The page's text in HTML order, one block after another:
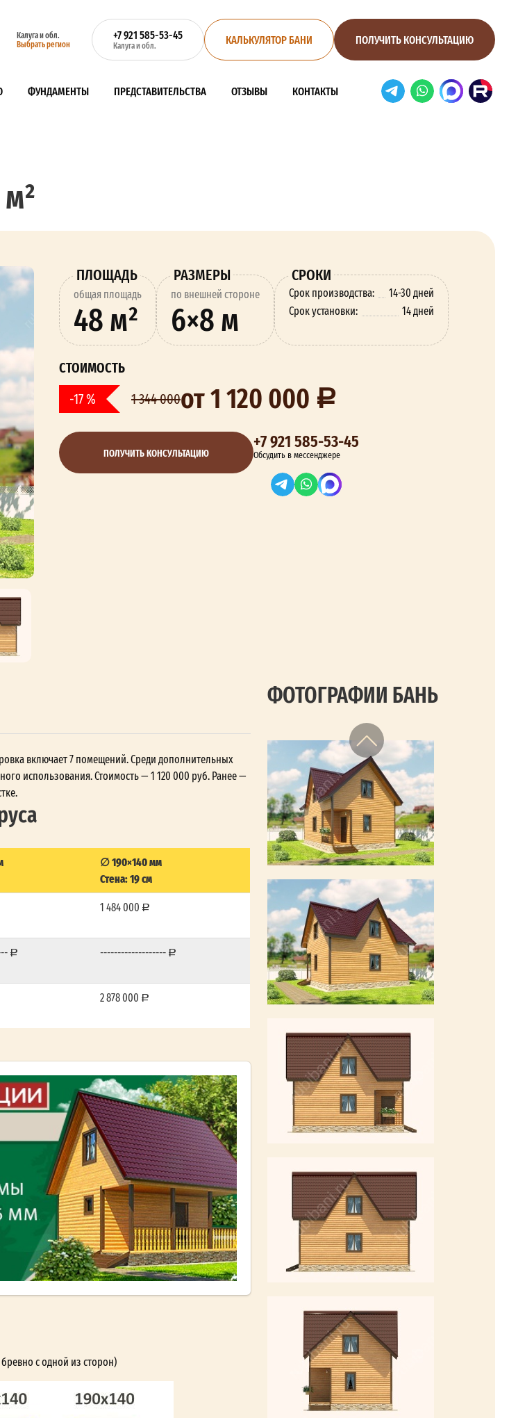
Калуга и обл.
Выбрать регион
+7 921 585-53-45
Калуга и обл. КАЛЬКУЛЯТОР БАНИ ПОЛУЧИТЬ КОНСУЛЬТАЦИЮ
ФУНДАМЕНТЫ ПРЕДСТАВИТЕЛЬСТВА ОТЗЫВЫ КОНТАКТЫ
ПЛОЩАДЬ
oбщая площадь
48 м²
РАЗМЕРЫ
по внешней стороне
6×8 м
СРОКИ
Срок производства:
14-30 дней
Срок установки:
14 дней
СТОИМОСТЬ
-17 % 1 344 000от 1 120 000
ПОЛУЧИТЬ КОНСУЛЬТАЦИЮ +7 921 585-53-45
Обсудить в мессенджере
включает 7 помещений. Среди дополнительных
использования. Стоимость — 1 120 000 руб. Ранее —
∅ 190×140 мм
Стена: 19 см
1 484 000
-------------------
2 878 000
с одной из сторон)
ФОТОГРАФИИ БАНЬ